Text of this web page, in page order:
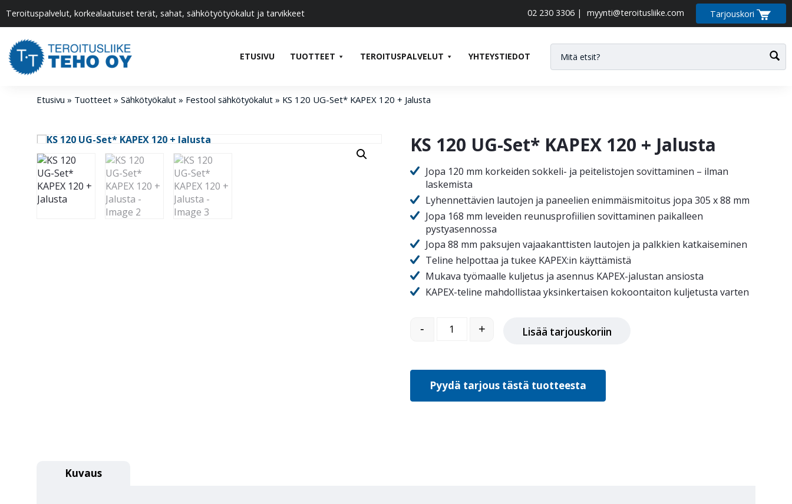
Teroituspalvelut, korkealaatuiset terät, sahat, sähkötyötyökalut ja tarvikkeet 02 230 3306 | myynti@teroitusliike.com Tarjouskori
ETUSIVU TUOTTEET TEROITUSPALVELUT YHTEYSTIEDOT
Etusivu » Tuotteet » Sähkötyökalut » Festool sähkötyökalut » KS 120 UG-Set* KAPEX 120 + Jalusta
KS 120 UG-Set* KAPEX 120 + Jalusta
Jopa 120 mm korkeiden sokkeli- ja peitelistojen sovittaminen – ilman
laskemista
Lyhennettävien lautojen ja paneelien enimmäismitoitus jopa 305 x 88 mm
Jopa 168 mm leveiden reunusprofiilien sovittaminen paikalleen
pystyasennossa
Jopa 88 mm paksujen vajaakanttisten lautojen ja palkkien katkaiseminen
Teline helpottaa ja tukee KAPEX:in käyttämistä
Mukava työmaalle kuljetus ja asennus KAPEX-jalustan ansiosta
KAPEX-teline mahdollistaa yksinkertaisen kokoontaiton kuljetusta varten
KS 120 UG-Set* KAPEX 120 + Jalusta määrä
- + Lisää tarjouskoriin
Pyydä tarjous tästä tuotteesta
Kuvaus